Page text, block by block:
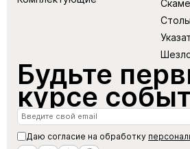
Будьте
курсе
Даю согласие на обработку